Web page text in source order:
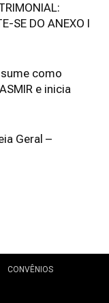
SE DO ANEXO I
como
e inicia
Geral –
CONVÊNIOS